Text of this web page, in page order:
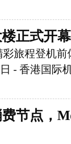
正式开幕
旅程登机前
日 - 香港国
节点，